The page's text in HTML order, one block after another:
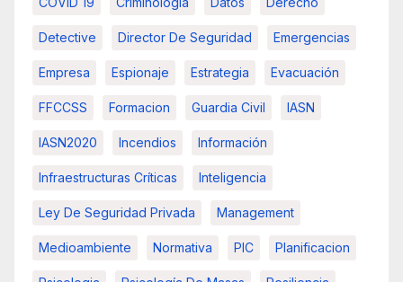
Detective Director De Seguridad Emergencias
Empresa Espionaje Estrategia Evacuación
FFCCSS Formacion Guardia Civil IASN
IASN2020 Incendios Información
Infraestructuras Críticas Inteligencia
Ley De Seguridad Privada Management
Medioambiente Normativa PIC Planificacion